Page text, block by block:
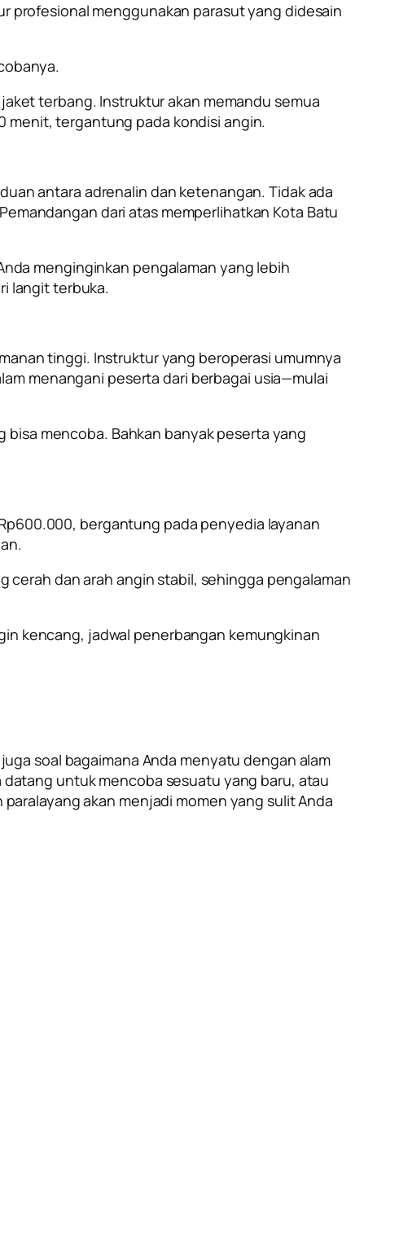
profesional menggunakan parasut yang didesain
terbang. Instruktur akan memandu semua
menit, tergantung pada kondisi angin.
antara adrenalin dan ketenangan. Tidak ada
dari atas memperlihatkan Kota Batu
menginginkan pengalaman yang lebih
langit terbuka.
tinggi. Instruktur yang beroperasi umumnya
menangani peserta dari berbagai usia—mulai
mencoba. Bahkan banyak peserta yang
bergantung pada penyedia layanan
cerah dan arah angin stabil, sehingga pengalaman
kencang, jadwal penerbangan kemungkinan
soal bagaimana Anda menyatu dengan alam
untuk mencoba sesuatu yang baru, atau
akan menjadi momen yang sulit Anda